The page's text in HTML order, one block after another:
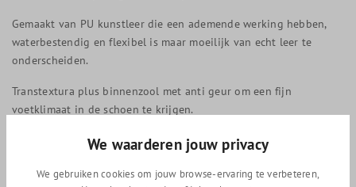
Gemaakt van PU kunstleer die een ademende werking hebben,
waterbestendig en flexibel is maar moeilijk van echt leer te
onderscheiden.
Transtextura plus binnenzool met anti geur om een fijn
voetklimaat in de schoen te krijgen.
De hiel is ergonomisch ontworpen om de natuurlijke vorm van
de menselijk hiel te volgen om losse hiel te voorkomen.
We waarderen jouw privacy
We gebruiken cookies om jouw browse-ervaring te verbeteren,